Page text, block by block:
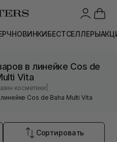
НОВИНКИБЕСТСЕЛЛЕРЫ
в линейке Cos de
Vita
косметики
Cos de Baha Multi Vita
Сортировать